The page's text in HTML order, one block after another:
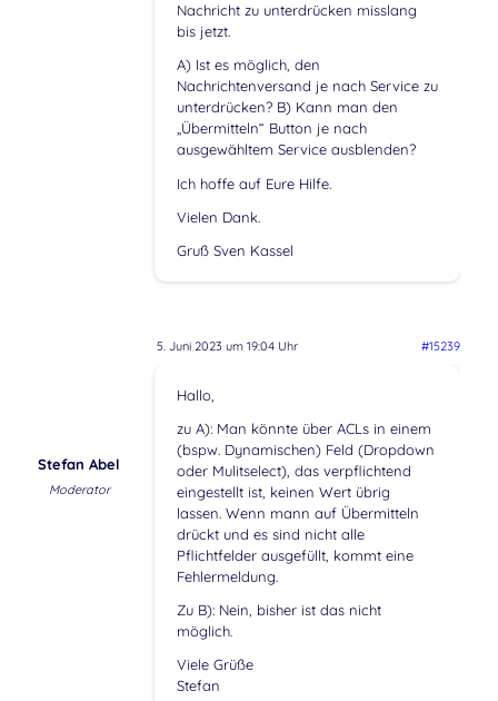
Nachricht zu unterdrücken misslang
bis jetzt.
A) Ist es möglich, den
Nachrichtenversand je nach Service zu
unterdrücken? B) Kann man den
„Übermitteln“ Button je nach
ausgewähltem Service ausblenden?
Ich hoffe auf Eure Hilfe.
Vielen Dank.
Gruß Sven Kassel
5. Juni 2023 um 19:04 Uhr #15239
Stefan Abel
Moderator
Hallo,
zu A): Man könnte über ACLs in einem
(bspw. Dynamischen) Feld (Dropdown
oder Mulitselect), das verpflichtend
eingestellt ist, keinen Wert übrig
lassen. Wenn mann auf Übermitteln
drückt und es sind nicht alle
Pflichtfelder ausgefüllt, kommt eine
Fehlermeldung.
Zu B): Nein, bisher ist das nicht
möglich.
Viele Grüße
Stefan